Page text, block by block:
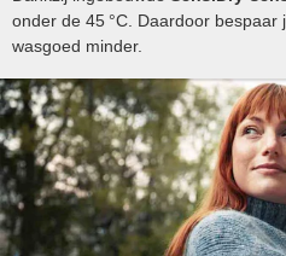
onder de 45 °C. Daardoor bespaar
wasgoed minder.